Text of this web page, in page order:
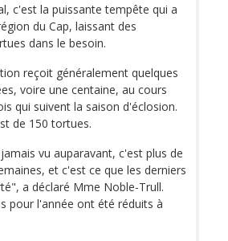
c'est la puissante tempête qui a
du Cap, laissant des
dans le besoin.
reçoit généralement quelques
voire une centaine, au cours
qui suivent la saison d'éclosion.
de 150 tortues.
vu auparavant, c'est plus de
et c'est ce que les derniers
a déclaré Mme Noble-Trull.
pour l'année ont été réduits à